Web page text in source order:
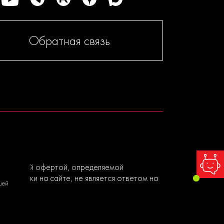
Обратная связь
офертой, определяемой
на сайте, не является ответом на